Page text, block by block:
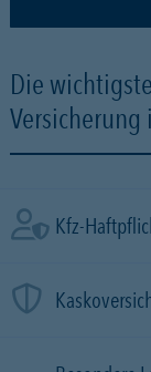
Die
Kfz-